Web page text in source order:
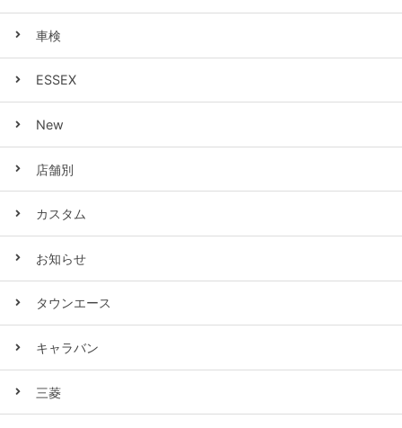
車検
ESSEX
New
店舗別
カスタム
お知らせ
タウンエース
キャラバン
三菱